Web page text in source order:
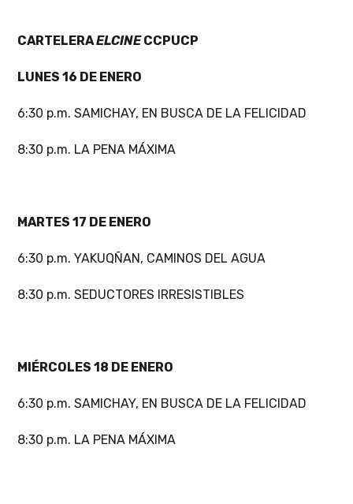
CARTELERAELCINECCPUCP
LUNES 16 DE ENERO
6:30 p.m. SAMICHAY, EN BUSCA DE LA FELICIDAD
8:30 p.m. LA PENA MÁXIMA
MARTES 17 DE ENERO
6:30 p.m. YAKUQÑAN, CAMINOS DEL AGUA
8:30 p.m. SEDUCTORES IRRESISTIBLES
MIÉRCOLES 18 DE ENERO
6:30 p.m. SAMICHAY, EN BUSCA DE LA FELICIDAD
8:30 p.m. LA PENA MÁXIMA